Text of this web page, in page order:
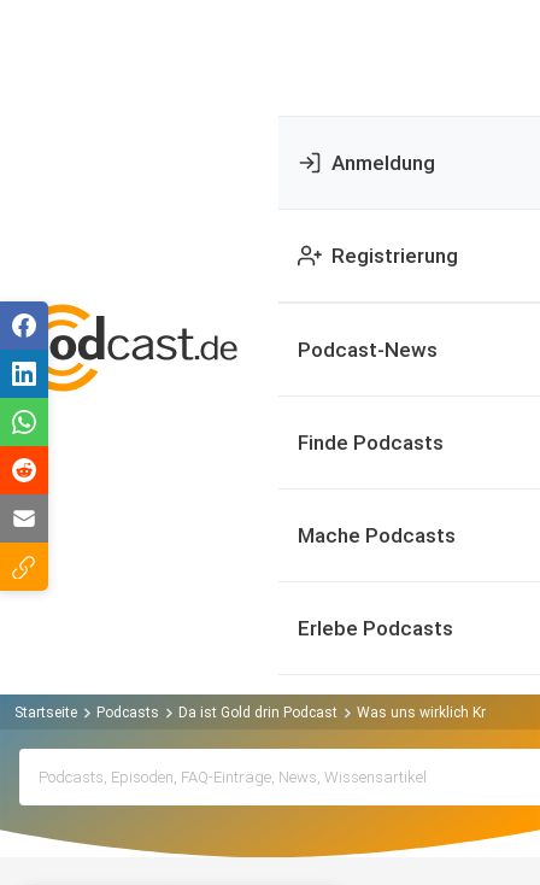
Anmeldung
Registrierung
Podcast-News
Finde Podcasts
Mache Podcasts
Erlebe Podcasts
Startseite Podcasts Da ist Gold drin Podcast Was uns wirklich Kraft